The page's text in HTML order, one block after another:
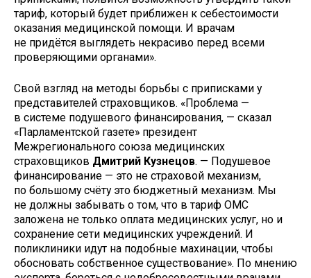
тариф, который будет приближен к себестоимости
оказания медицинской помощи. И врачам
не придётся выглядеть некрасиво перед всеми
проверяющими органами».
Свой взгляд на методы борьбы с приписками у
представителей страховщиков. «Проблема —
в системе подушевого финансирования, — сказал
«Парламентской газете» президент
Межрегионального союза медицинских
страховщиков Дмитрий Кузнецов. — Подушевое
финансирование — это не страховой механизм,
по большому счёту это бюджетный механизм. Мы
не должны забывать о том, что в тариф ОМС
заложена не только оплата медицинских услуг, но и
сохранение сети медицинских учреждений. И
поликлиники идут на подобные махинации, чтобы
обосновать собственное существование». По мнению